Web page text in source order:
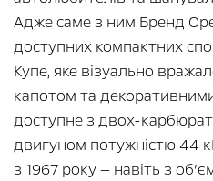
Адже саме з ним Бренд
доступних компактних
Купе, яке візуально
капотом та
доступне з двох-
двигуном потужністю 44
з 1967 року — навіть з